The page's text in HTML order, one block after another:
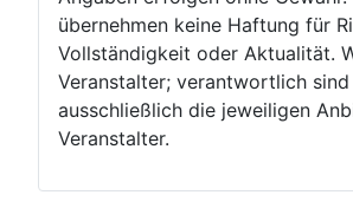
übernehmen keine Haftung für
Vollständigkeit oder Aktualität.
Veranstalter; verantwortlich sind
ausschließlich die jeweiligen
Veranstalter.